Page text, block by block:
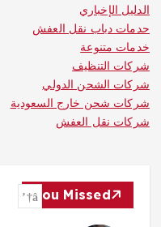
الدليل الإخباري
حدمات دباب نقل العفش
خدمات متنوعة
شركات التنظيف
شركات الشحن الدولي
شركات شحن خارج السعودية
شركات نقل العفش
You Missed